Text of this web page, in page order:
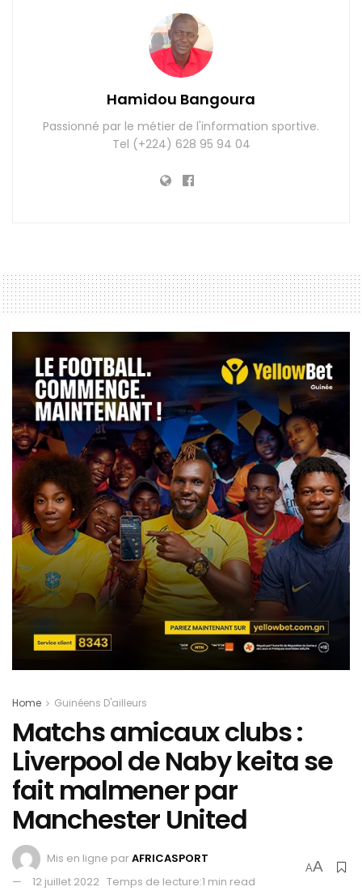
Hamidou Bangoura
Passionné par le métier de l'information sportive.
Tel (+224) 628 95 94 04
Home Guinéens D'ailleurs
Matchs amicaux clubs :
Liverpool de Naby keita se
fait malmener par
Manchester United
Mis en ligne parAFRICASPORT
12 juillet 2022 Temps de lecture:1 min read
AA